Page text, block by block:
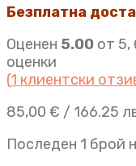
Безплатна
Оценен 5.00 от 5,
оценки
(1 клиентски
85,00 € / 166.25
Последен 1 брой